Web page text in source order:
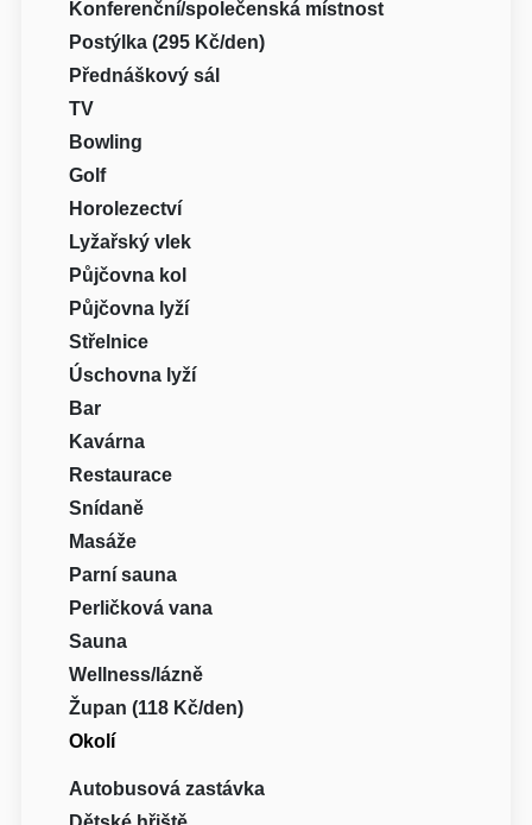
Konferenční/společenská místnost
Postýlka (295 Kč/den)
Přednáškový sál
TV
Bowling
Golf
Horolezectví
Lyžařský vlek
Půjčovna kol
Půjčovna lyží
Střelnice
Úschovna lyží
Bar
Kavárna
Restaurace
Snídaně
Masáže
Parní sauna
Perličková vana
Sauna
Wellness/lázně
Župan (118 Kč/den)
Okolí
Autobusová zastávka